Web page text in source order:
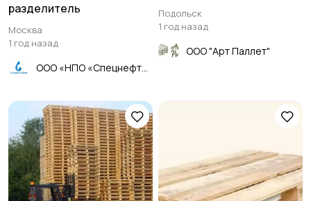
разделитель
Москва
1 год назад
Подольск
1 год назад
ООО "Арт Паллет"